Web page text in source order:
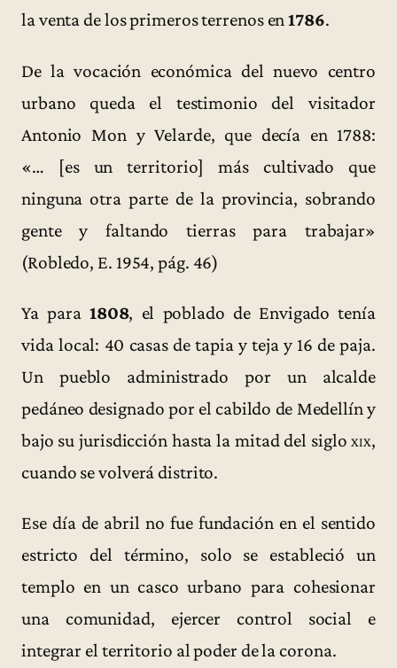
la venta de los primeros terrenos en1786.
De la vocación económica del nuevo centro
urbano queda el testimonio del visitador
Antonio Mon y Velarde, que decía en 1788:
«… [es un territorio] más cultivado que
ninguna otra parte de la provincia, sobrando
gente y faltando tierras para trabajar»
(Robledo, E. 1954, pág. 46)
Ya para 1808, el poblado de Envigado tenía
vida local: 40 casas de tapia y teja y 16 de paja.
Un pueblo administrado por un alcalde
pedáneo designado por el cabildo de Medellín y
bajo su jurisdicción hasta la mitad del sigloxix,
cuando se volverá distrito.
Ese día de abril no fue fundación en el sentido
estricto del término, solo se estableció un
templo en un casco urbano para cohesionar
una comunidad, ejercer control social e
integrar el territorio al poder de la corona.